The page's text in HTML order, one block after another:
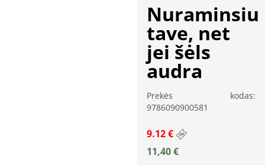
Nuraminsiu
tave, net
jei šėls
audra
Prekės kodas:
9786090900581
9.12 €
11,40€